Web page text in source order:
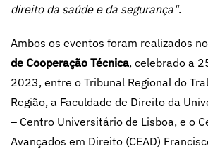
direito da saúde e da segurança".
Ambos os eventos foram realizados
de Cooperação Técnica, celebrado a
2023, entre o Tribunal Regional do
Região, a Faculdade de Direito da
– Centro Universitário de Lisboa, e o
Avançados em Direito (CEAD)